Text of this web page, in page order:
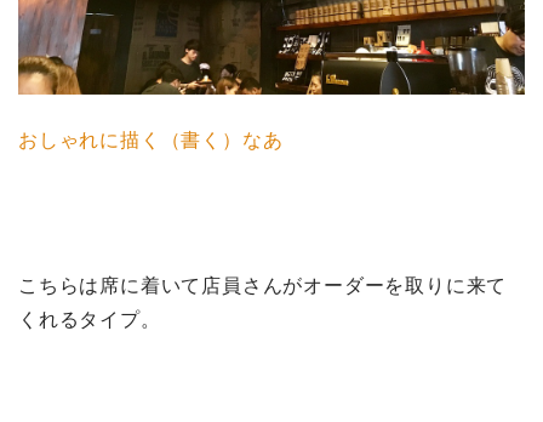
おしゃれに描く（書く）なあ
こちらは席に着いて店員さんがオーダーを取りに来て
くれるタイプ。